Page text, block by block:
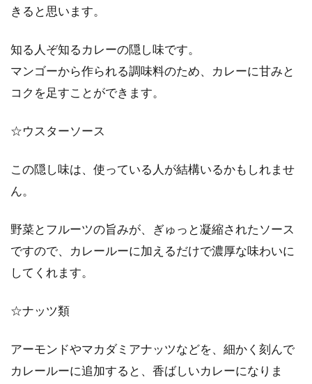
きると思います。
知る人ぞ知るカレーの隠し味です。
マンゴーから作られる調味料のため、カレーに甘みと
コクを足すことができます。
☆ウスターソース
この隠し味は、使っている人が結構いるかもしれませ
ん。
野菜とフルーツの旨みが、ぎゅっと凝縮されたソース
ですので、カレールーに加えるだけで濃厚な味わいに
してくれます。
☆ナッツ類
アーモンドやマカダミアナッツなどを、細かく刻んで
カレールーに追加すると、香ばしいカレーになりま